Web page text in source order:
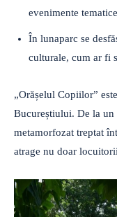
evenimente
În lunaparc se
culturale, cum ar fi
„Orășelul Copiilor”
Bucureștiului. De la un
metamorfozat treptat
atrage nu doar